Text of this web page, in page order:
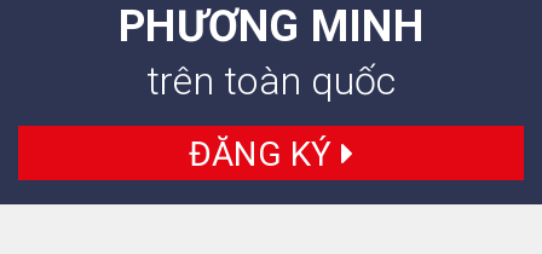
PHƯƠNG MINH
trên toàn quốc
ĐĂNG KÝ